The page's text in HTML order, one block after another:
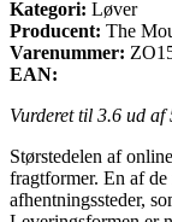
Kategori: Løver
Producent: The
Varenummer:
EAN:
Vurderet til 3.6 ud af
Størstedelen af
fragtformer. En af de
afhentningssteder,